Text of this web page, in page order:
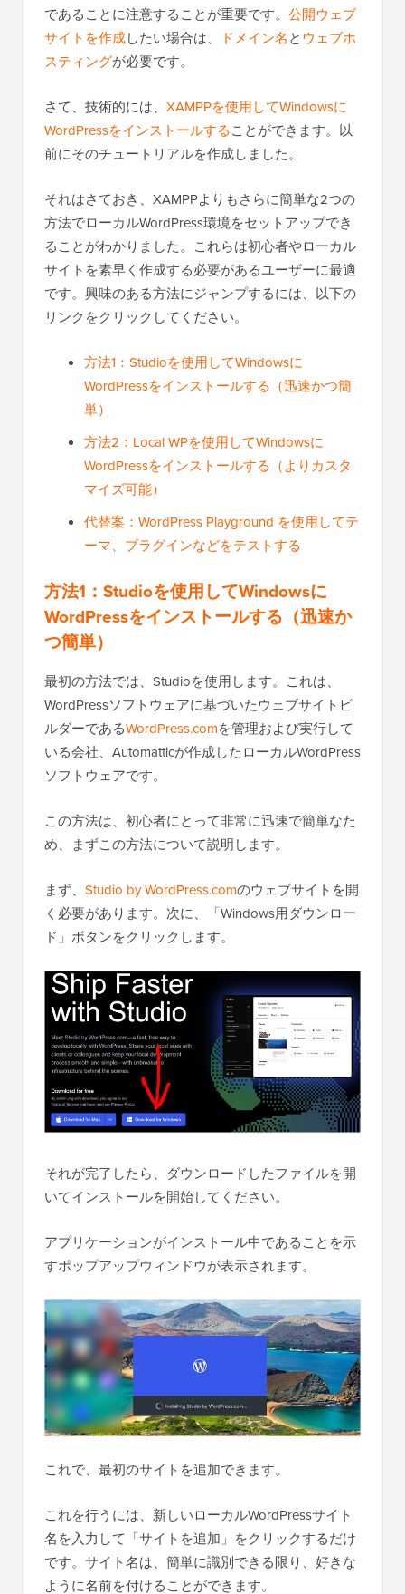
であることに注意することが重要です。 公開ウェブ
サイトを作成したい場合は、 ドメイン名とウェブホ
スティングが必要です。
さて、技術的には、 XAMPPを使用してWindowsに
WordPressをインストールすることができます。以
前にそのチュートリアルを作成しました。
それはさておき、XAMPPよりもさらに簡単な2つの
方法でローカルWordPress環境をセットアップでき
ることがわかりました。これらは初心者やローカル
サイトを素早く作成する必要があるユーザーに最適
です。興味のある方法にジャンプするには、以下の
リンクをクリックしてください。
方法1：Studioを使用してWindowsに
WordPressをインストールする（迅速かつ簡
単）
方法2：Local WPを使用してWindowsに
WordPressをインストールする（よりカスタ
マイズ可能）
代替案：WordPress Playground を使用してテ
ーマ、プラグインなどをテストする
方法1：Studioを使用してWindowsに
WordPressをインストールする（迅速か
つ簡単）
最初の方法では、Studioを使用します。これは、
WordPressソフトウェアに基づいたウェブサイトビ
ルダーであるWordPress.comを管理および実行して
いる会社、Automatticが作成したローカルWordPress
ソフトウェアです。
この方法は、初心者にとって非常に迅速で簡単なた
め、まずこの方法について説明します。
まず、 Studio by WordPress.comのウェブサイトを開
く必要があります。次に、「Windows用ダウンロー
ド」ボタンをクリックします。
それが完了したら、ダウンロードしたファイルを開
いてインストールを開始してください。
アプリケーションがインストール中であることを示
すポップアップウィンドウが表示されます。
これで、最初のサイトを追加できます。
これを行うには、新しいローカルWordPressサイト
名を入力して「サイトを追加」をクリックするだけ
です。サイト名は、簡単に識別できる限り、好きな
ように名前を付けることができます。